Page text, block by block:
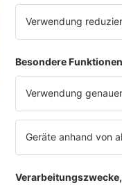
WEBRADIOS
EINSCHALTEN